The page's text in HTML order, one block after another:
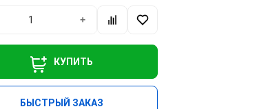
+
КУПИТЬ
БЫСТРЫЙ ЗАКАЗ